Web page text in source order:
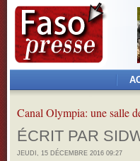
Canal Olympia: une salle
ÉCRIT PAR
JEUDI, 15 DÉCEMBRE 2016 09:27